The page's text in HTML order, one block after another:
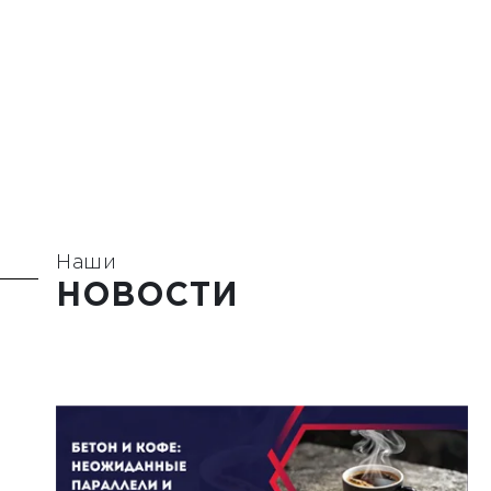
Наши
НОВОСТИ